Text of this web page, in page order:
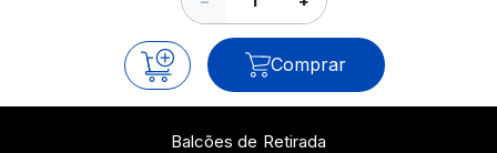
Comprar
Balcões de Retirada